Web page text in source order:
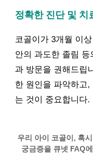
정확한 진단 및 치
코골이가 3개월 이
안의 과도한 졸림
과 방문을 권해드립
한 원인을 파악하고
는 것이 중요합니다.
우리 아이 코골이, 혹
궁금증을 큐넷 FAQ